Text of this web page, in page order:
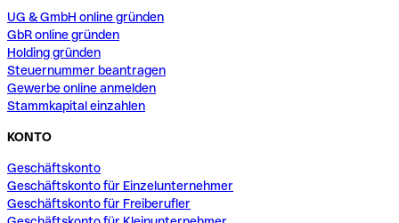
UG & GmbH online gründen
GbR online gründen
Holding gründen
Steuernummer beantragen
Gewerbe online anmelden
Stammkapital einzahlen
KONTO
Geschäftskonto
Geschäftskonto für Einzelunternehmer
Geschäftskonto für Freiberufler